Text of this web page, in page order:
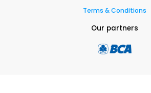
Terms & Conditions
Our partners